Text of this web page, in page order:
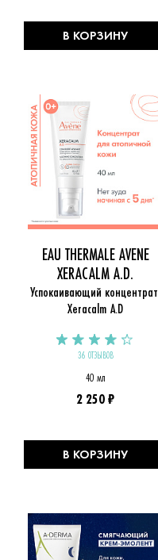
В КОРЗИНУ
EAU THERMALE AVENE
XERACALM A.D.
Успокаивающий концентрат
Xeracalm A.D
36 ОТЗЫВОВ
40 мл
2 250 ₽
В КОРЗИНУ